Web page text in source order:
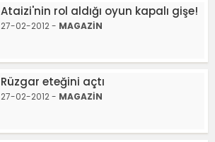
Ataizi'nin rol aldığı oyun kapalı gişe!
27-02-2012 - MAGAZİN
Rüzgar eteğini açtı
27-02-2012 - MAGAZİN